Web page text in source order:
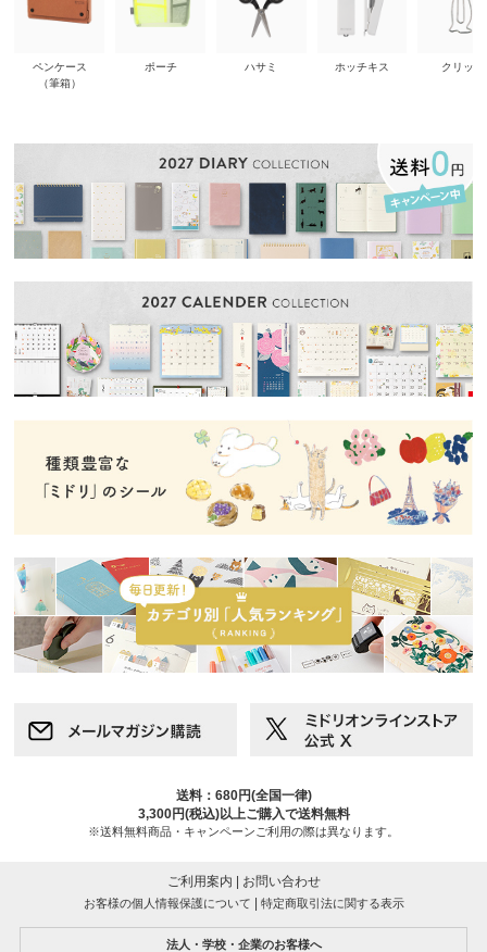
ペンケース
（筆箱）
ポーチ ハサミ ホッチキス クリップ
送料：680円(全国一律)
3,300円(税込)以上ご購入で送料無料
※送料無料商品・キャンペーンご利用の際は異なります。
ご利用案内 お問い合わせ
お客様の個人情報保護について 特定商取引法に関する表示
法人・学校・企業のお客様へ